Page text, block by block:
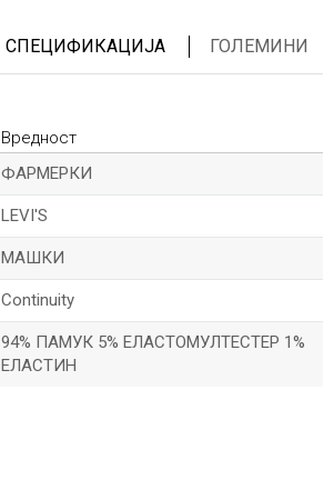
СПЕЦИФИКАЦИЈА ГОЛЕМИНИ
Вредност
ФАРМЕРКИ
LEVI'S
МАШКИ
Continuity
94% ПАМУК 5% ЕЛАСТОМУЛТЕСТЕР 1%
ЕЛАСТИН